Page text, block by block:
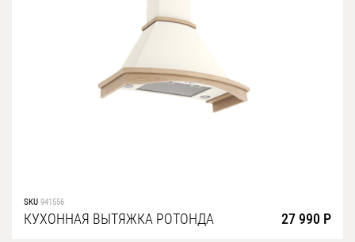
SKU 941556
КУХОННАЯ ВЫТЯЖКА РОТОНДА 27 990 Р